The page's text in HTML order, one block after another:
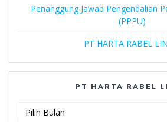
Penanggung Jawab Pengendalian
(PPPU)
PT HARTA RABEL
PT HARTA RABEL